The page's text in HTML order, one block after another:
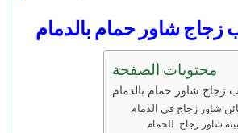
زجاج شاور حمام بالدمام
محتويات الصفحة
زجاج شاور حمام بالدمام
شاور زجاج في الدمام
شاور زجاج للحمام